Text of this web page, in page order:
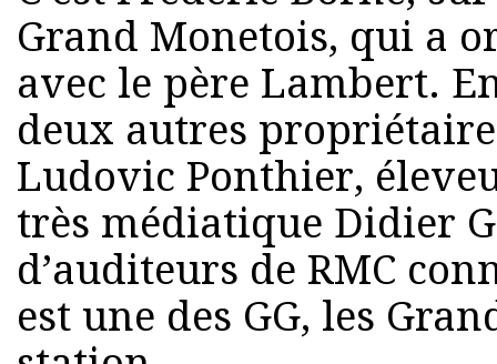
Grand Monetois, qui a
avec le père Lambert.
deux autres
Ludovic Ponthier,
très médiatique Didier
d’auditeurs de RMC
est une des GG, les